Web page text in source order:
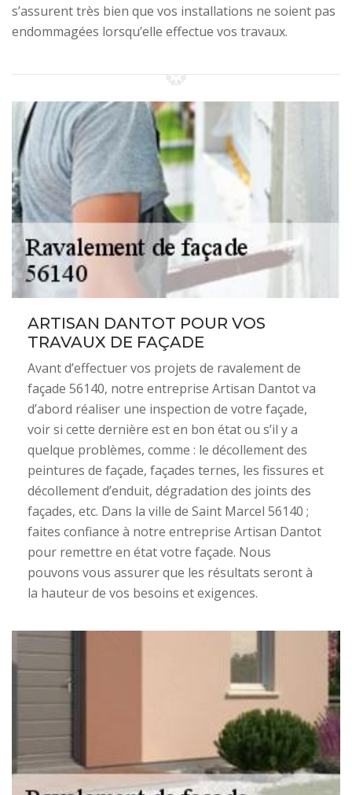
s’assurent très bien que vos installations ne soient pas
endommagées lorsqu’elle effectue vos travaux.
ARTISAN DANTOT POUR VOS
TRAVAUX DE FAÇADE
Avant d’effectuer vos projets de ravalement de
façade 56140, notre entreprise Artisan Dantot va
d’abord réaliser une inspection de votre façade,
voir si cette dernière est en bon état ou s’il y a
quelque problèmes, comme : le décollement des
peintures de façade, façades ternes, les fissures et
décollement d’enduit, dégradation des joints des
façades, etc. Dans la ville de Saint Marcel 56140 ;
faites confiance à notre entreprise Artisan Dantot
pour remettre en état votre façade. Nous
pouvons vous assurer que les résultats seront à
la hauteur de vos besoins et exigences.